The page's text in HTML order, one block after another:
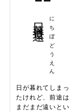
にちぼどうえん
日が暮れてしまっ
たけれど、前途は
まだまだ遠いとい